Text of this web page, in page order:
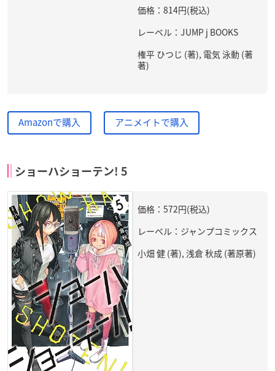
価格：814円(税込)
レーベル：JUMP j BOOKS
権平 ひつじ (著), 電気 泳動 (著
著)
Amazonで購入 アニメイトで購入
ショーハショーテン! 5
価格：572円(税込)
レーベル：ジャンプコミックス
小畑 健 (著), 浅倉 秋成 (著原著)